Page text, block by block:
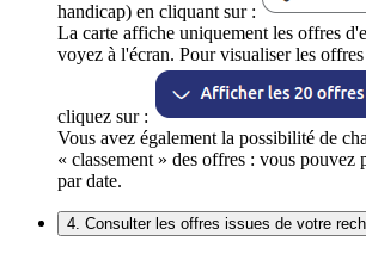
handicap) en cliquant sur :
La carte affiche uniquement les offres
voyez à l'écran. Pour visualiser les
cliquez sur :
Vous avez également la possibilité de
« classement » des offres : vous pouvez
par date.
4. Consulter les offres issues de votre